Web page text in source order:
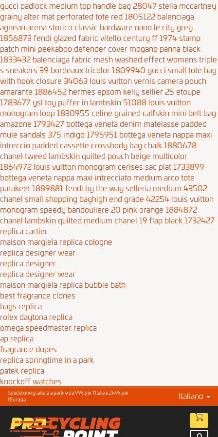
gucci padlock medium top handle bag 28047stella mccartney
grainy alter mat perforated tote red 1805122 balenciaga
agneau arena storico classic hardware nano le city grey
1856873fendi glazed fabric vitello century ff 1974 stamp
patch mini peekaboo defender cover mogano panna black
1833432 balenciaga fabric mesh washed effect womens triple
s sneakers 39 bordeaux tricolor 1809940 gucci small tote bag
with hook closure 34063 louis vuitton vernis camera pouch
amarante 1886452 hermes epsom kelly sellier 25 etoupe
1783677 ysl toy puffer in lambskin 51088 louis vuitton
monogram loop 1830955 celine grained calfskin mini belt bag
amazone 1793427 bottega veneta denim matelasse padded
mule sandals 375 indigo 1795951 bottega veneta nappa maxi
intreccio padded cassette crossbody bag chalk 1880678
chanel tweed lambskin quilted pouch beige multicolor
1864972 louis vuitton monogram cerises sac plat 1733899
bottega veneta nappa maxi intrecciato medium arco tote
parakeet 1889881fendi by the way selleria medium 43502
chanel small shopping baghigh end grade 42254 louis vuitton
monogram speedy bandouliere 20 pink orange 1884872
chanel lambskin quilted medium chanel 19 flap black 1732427
replica cartier
maison margiela replica cologne
replica designer wear
replica designer
replica designer wear
maison margiela replica bubble bath
best fragrance clones
bags replica
rolex daytona replica
omega speedmaster replica
ap replica
fragrance dupes
replica springtime in a park
patek replica
knockoff watches
Spedizione gratuita a partire da 99€ per l'Italia e 249€ per
l'Europa
Italiano